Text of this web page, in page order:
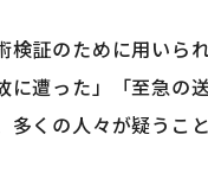
検証のために用いら
に遭った」「至急の
多くの人々が疑うこ